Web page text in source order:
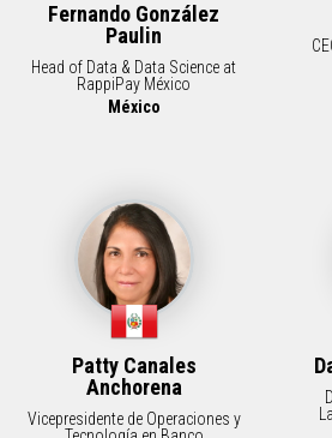
Fernando González
Paulin
Head of Data & Data Science at
RappiPay México
México
Patty Canales
Anchorena
Vicepresidente de Operaciones y